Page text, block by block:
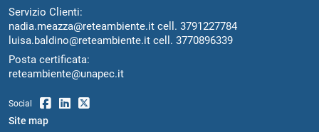
Servizio Clienti:
nadia.meazza@reteambiente.it cell. 3791227784
luisa.baldino@reteambiente.it cell. 3770896339
Posta certificata:
reteambiente@unapec.it
Social
Site map